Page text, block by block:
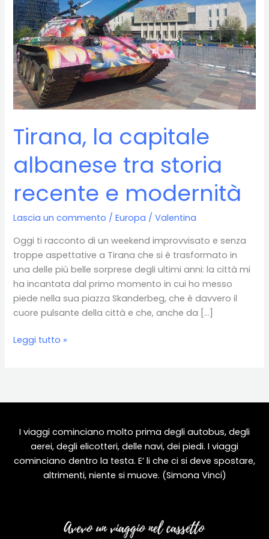
Tirana, la capitale
albanese tra storia
recente e modernità
Lascia un commento /Europa /Valentina
Oggi ti racconto di un weekend improvvisato e senza
troppe aspettative a Tirana che si è trasformato in
una delle più belle sorprese degli ultimi anni: la città mi
ha incantata dal primo momento in cui ho messo
piede nella sua piazza Skanderbeg, che è davvero il
cuore pulsante della città e che, anche da […]
Tirana,
recente
modernità
Leggi tutto »
I viaggi cominciano molto prima degli autobus, degli
aerei, degli elicotteri, delle navi, dei piedi. I viaggi
cominciano dentro la testa. E’ li che ci si deve spostare,
altrimenti, niente si muove. (Simona Vinci)